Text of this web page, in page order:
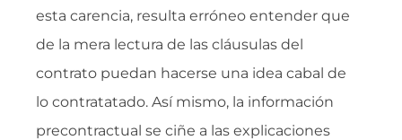
esta carencia, resulta erróneo entender que
de la mera lectura de las cláusulas del
contrato puedan hacerse una idea cabal de
lo contratatado. Así mismo, la información
precontractual se ciñe a las explicaciones